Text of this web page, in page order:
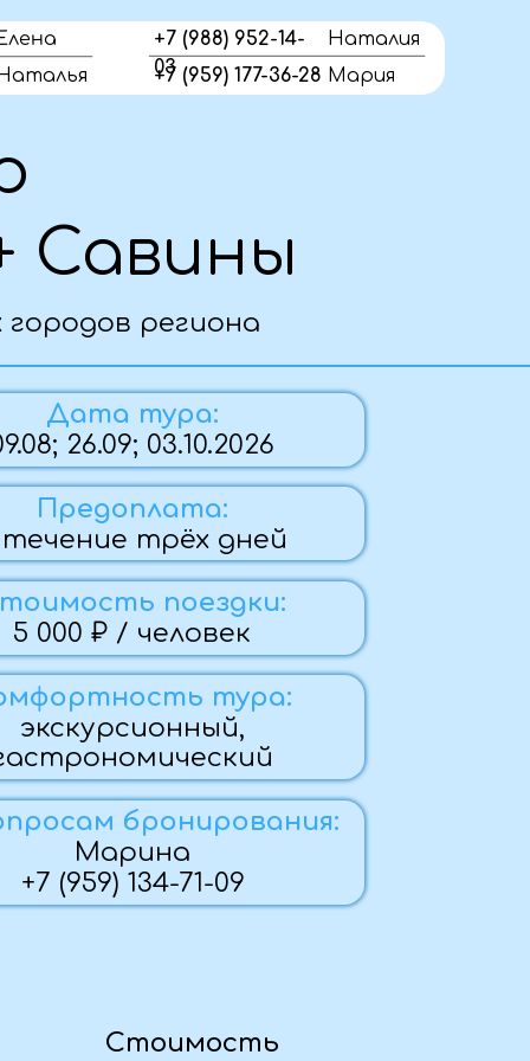
+7 (959) 177-36-28 Мария
+7 (988) 952-14-
03
Наталия
71-09
тура:
поездки:
человек
03.10.2026
трёх дней